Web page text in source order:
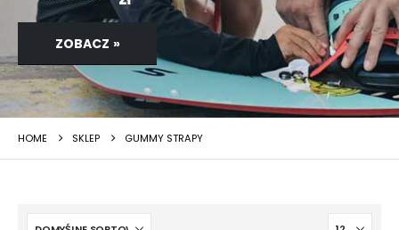
ZOBACZ »
HOME SKLEP GUMMY STRAPY